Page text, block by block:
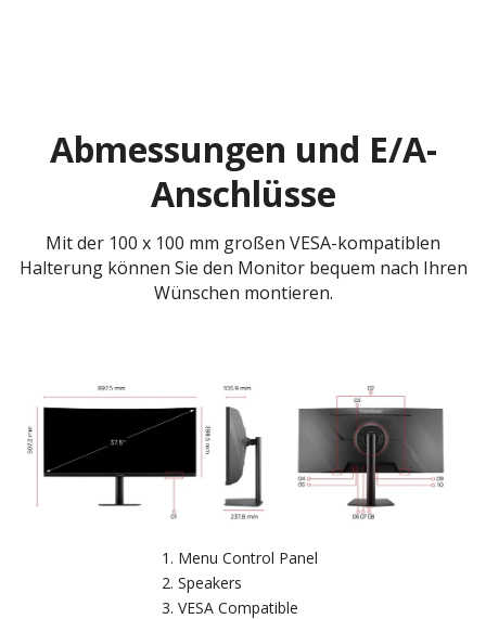
Abmessungen und E/A-
Anschlüsse
Mit der 100 x 100 mm großen VESA-kompatiblen
Halterung können Sie den Monitor bequem nach Ihren
Wünschen montieren.
Menu Control Panel
Speakers
VESA Compatible